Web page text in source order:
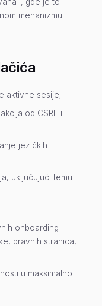
i, gde je to
mehanizmu
aktivne sesije;
od CSRF i
jezičkih
uključujući temu
onboarding
pravnih stranica,
u maksimalno